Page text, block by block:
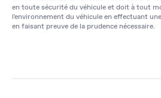
en toute sécurité du véhicule et doit à tout
l'environnement du véhicule en effectuant
en faisant preuve de la prudence nécessaire.